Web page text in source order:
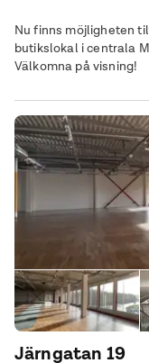
Nu finns möjligheten
butikslokal i centrala Motala. Alldeles intill
Välkomna på visning!
Järngatan 19